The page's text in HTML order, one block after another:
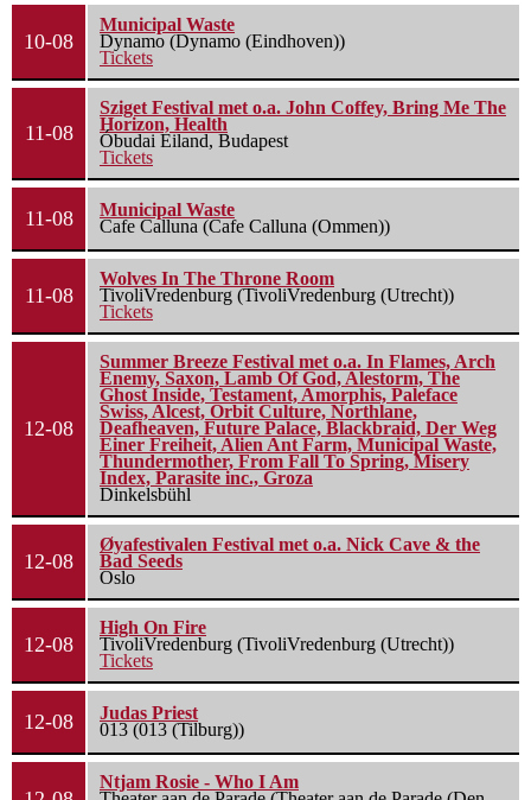
10-08
Municipal Waste
Dynamo (Dynamo (Eindhoven))
Tickets
11-08
Sziget Festival met o.a. John Coffey, Bring Me The
Horizon, Health
Óbudai Eiland, Budapest
Tickets
11-08
Municipal Waste
Cafe Calluna (Cafe Calluna (Ommen))
11-08
Wolves In The Throne Room
TivoliVredenburg (TivoliVredenburg (Utrecht))
Tickets
12-08
Summer Breeze Festival met o.a. In Flames, Arch
Enemy, Saxon, Lamb Of God, Alestorm, The
Ghost Inside, Testament, Amorphis, Paleface
Swiss, Alcest, Orbit Culture, Northlane,
Deafheaven, Future Palace, Blackbraid, Der Weg
Einer Freiheit, Alien Ant Farm, Municipal Waste,
Thundermother, From Fall To Spring, Misery
Index, Parasite inc., Groza
Dinkelsbühl
12-08
Øyafestivalen Festival met o.a. Nick Cave & the
Bad Seeds
Oslo
12-08
High On Fire
TivoliVredenburg (TivoliVredenburg (Utrecht))
Tickets
12-08
Judas Priest
013 (013 (Tilburg))
Ntjam Rosie - Who I Am